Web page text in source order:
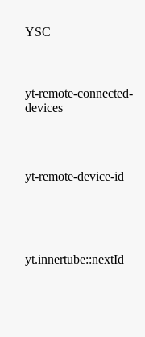
YSC
yt-remote-connected-
devices
yt-remote-device-id
yt.innertube::nextId